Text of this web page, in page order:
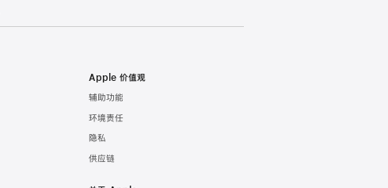
Apple 价值观
辅助功能
环境责任
隐私
供应链